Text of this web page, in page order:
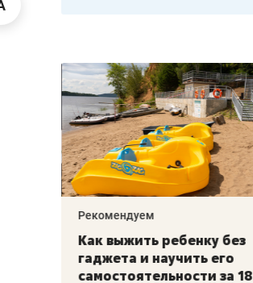
–
Рекомендуем
Как выжить ребенку без
гаджета и научить его
самостоятельности за 18